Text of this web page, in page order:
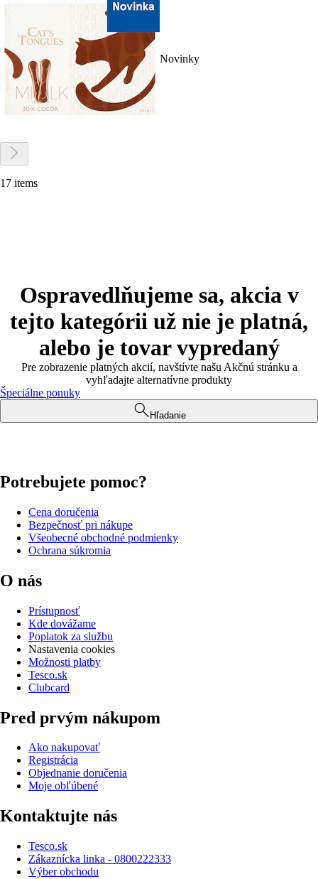
Novinky
17 items
Ospravedlňujeme sa, akcia v
tejto kategórii už nie je platná,
alebo je tovar vypredaný
Pre zobrazenie platných akcií, navštívte našu Akčnú stránku a
vyhľadajte alternatívne produkty
Špeciálne ponuky
Hľadanie
Potrebujete pomoc?
Cena doručenia
Bezpečnosť pri nákupe
Všeobecné obchodné podmienky
Ochrana súkromia
O nás
Prístupnosť
Kde dovážame
Poplatok za službu
Nastavenia cookies
Možnosti platby
Tesco.sk
Clubcard
Pred prvým nákupom
Ako nakupovať
Registrácia
Objednanie doručenia
Moje obľúbené
Kontaktujte nás
Tesco.sk
Zákaznícka linka - 0800222333
Výber obchodu